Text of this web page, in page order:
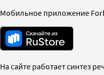
Мобильное приложение
На сайте работает синтез